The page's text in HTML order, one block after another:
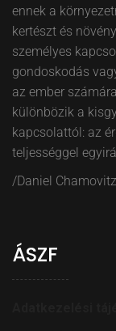
ennek a
kertészt és
személyes
gondoskodás
az ember
különbözik a
kapcsolattól: az
teljességgel
/Daniel
ÁSZF